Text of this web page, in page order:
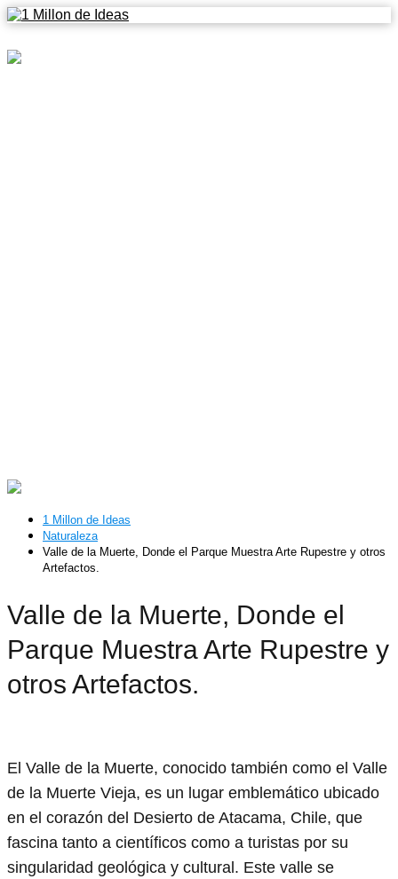
1 Millon de Ideas
Naturaleza
Valle de la Muerte, Donde el Parque Muestra Arte Rupestre y otros
Artefactos.
Valle de la Muerte, Donde el
Parque Muestra Arte Rupestre y
otros Artefactos.
El Valle de la Muerte, conocido también como el Valle
de la Muerte Vieja, es un lugar emblemático ubicado
en el corazón del Desierto de Atacama, Chile, que
fascina tanto a científicos como a turistas por su
singularidad geológica y cultural. Este valle se